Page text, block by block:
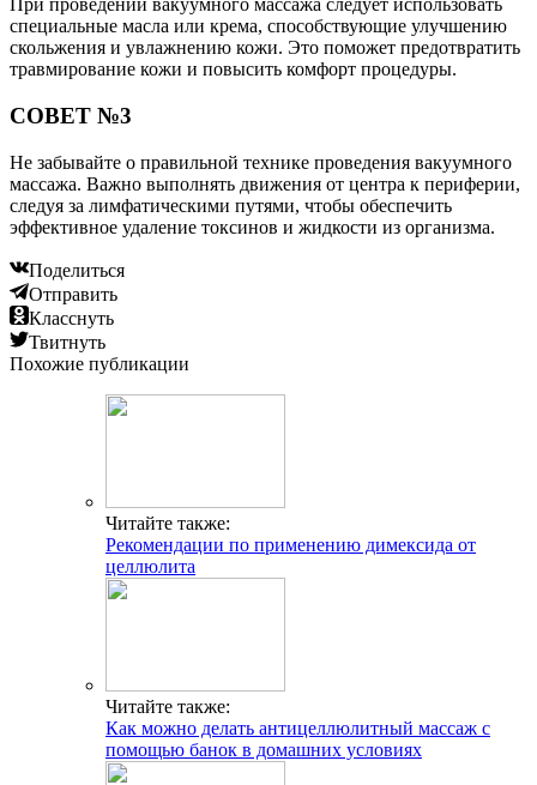
При проведении вакуумного массажа следует использовать
специальные масла или крема, способствующие улучшению
скольжения и увлажнению кожи. Это поможет предотвратить
травмирование кожи и повысить комфорт процедуры.
СОВЕТ №3
Не забывайте о правильной технике проведения вакуумного
массажа. Важно выполнять движения от центра к периферии,
следуя за лимфатическими путями, чтобы обеспечить
эффективное удаление токсинов и жидкости из организма.
Поделиться
Отправить
Класснуть
Твитнуть
Похожие публикации
Читайте также:
Рекомендации по применению димексида от
целлюлита
Читайте также:
Как можно делать антицеллюлитный массаж с
помощью банок в домашних условиях